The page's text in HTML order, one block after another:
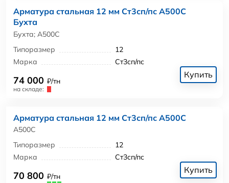
Арматура стальная 12 мм Ст3сп/пс А500С
Бухта
Бухта; А500С
Типоразмер
12
Марка
Ст3сп/пс
74 000 ₽/тн
на складе:
Купить
Арматура стальная 12 мм Ст3сп/пс А500С
А500С
Типоразмер
12
Марка
Ст3сп/пс
70 800 ₽/тн
Купить